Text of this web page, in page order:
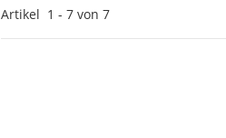
Artikel 1 - 7 von 7